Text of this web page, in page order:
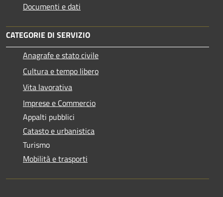
Documenti e dati
CATEGORIE DI SERVIZIO
Anagrafe e stato civile
Cultura e tempo libero
Vita lavorativa
Imprese e Commercio
Appalti pubblici
Catasto e urbanistica
Turismo
Mobilità e trasporti